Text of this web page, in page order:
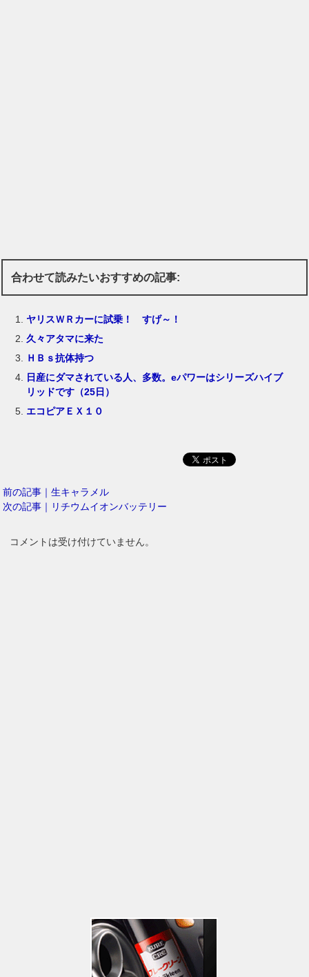
合わせて読みたいおすすめの記事:
ヤリスＷＲカーに試乗！ すげ～！
久々アタマに来た
ＨＢｓ抗体持つ
日産にダマされている人、多数。eパワーはシリーズハイブ
リッドです（25日）
エコピアＥＸ１０
前の記事｜生キャラメル
次の記事｜リチウムイオンバッテリー
コメントは受け付けていません。